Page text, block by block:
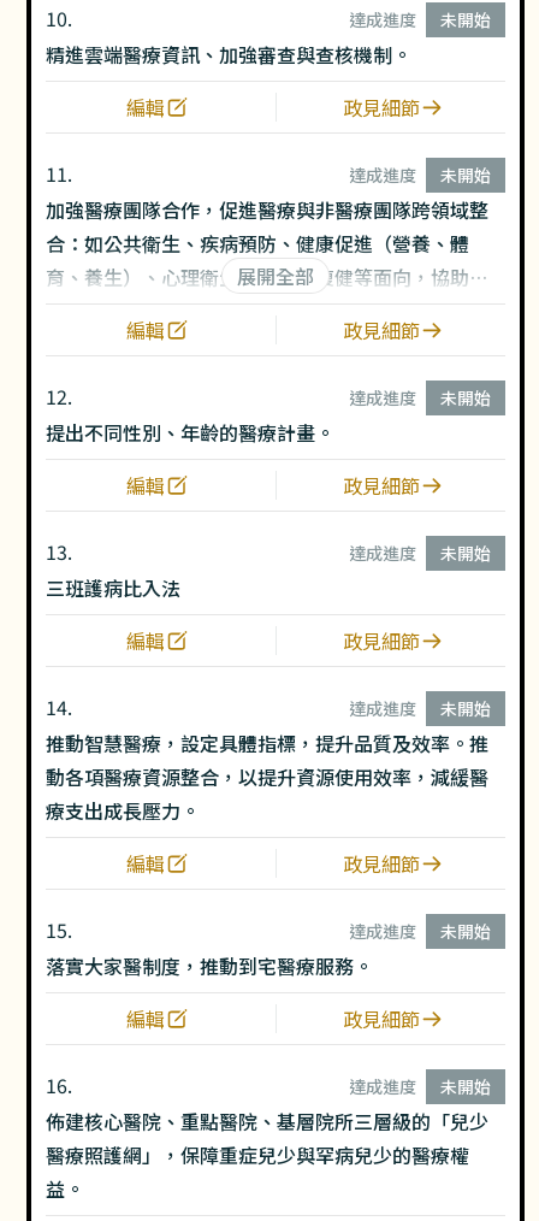
10. 達成進度 未開始
精進雲端醫療資訊、加強審查與查核機制。
編輯
政見細節
11. 達成進度 未開始
加強醫療團隊合作，促進醫療與非醫療團隊跨領域整
合：如公共衛生、疾病預防、健康促進（營養、體
育、養生）、心理衛生、醫療、復健等面向，協助國
人預防、治療不同時期的好發疾病。
展開全部
編輯
政見細節
12. 達成進度 未開始
提出不同性別、年齡的醫療計畫。
編輯
政見細節
13. 達成進度 未開始
三班護病比入法
編輯
政見細節
14. 達成進度 未開始
推動智慧醫療，設定具體指標，提升品質及效率。推
動各項醫療資源整合，以提升資源使用效率，減緩醫
療支出成長壓力。
編輯
政見細節
15. 達成進度 未開始
落實大家醫制度，推動到宅醫療服務。
編輯
政見細節
16. 達成進度 未開始
佈建核心醫院、重點醫院、基層院所三層級的「兒少
醫療照護網」，保障重症兒少與罕病兒少的醫療權
益。